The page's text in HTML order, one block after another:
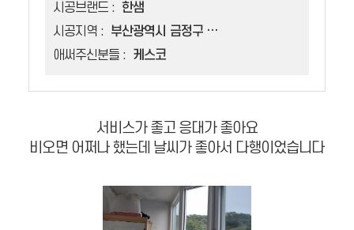
시공브랜드 :
한샘
시공지역 :
부산광역시 금정구 부곡동
애써주신분들 :
케스코
서비스가 좋고 응대가 좋아요
비오면 어쩌나 했는데 날씨가 좋아서 다행이었습니다